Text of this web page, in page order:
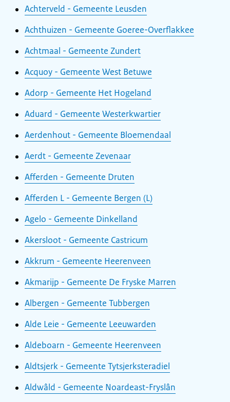
Achterveld - Gemeente Leusden
Achthuizen - Gemeente Goeree-Overflakkee
Achtmaal - Gemeente Zundert
Acquoy - Gemeente West Betuwe
Adorp - Gemeente Het Hogeland
Aduard - Gemeente Westerkwartier
Aerdenhout - Gemeente Bloemendaal
Aerdt - Gemeente Zevenaar
Afferden - Gemeente Druten
Afferden L - Gemeente Bergen (L)
Agelo - Gemeente Dinkelland
Akersloot - Gemeente Castricum
Akkrum - Gemeente Heerenveen
Akmarijp - Gemeente De Fryske Marren
Albergen - Gemeente Tubbergen
Alde Leie - Gemeente Leeuwarden
Aldeboarn - Gemeente Heerenveen
Aldtsjerk - Gemeente Tytsjerksteradiel
Aldwâld - Gemeente Noardeast-Fryslân